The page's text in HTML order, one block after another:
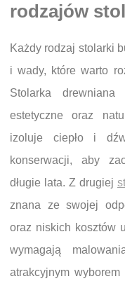
rodzajów
Każdy rodzaj stolarki
i wady, które warto
Stolarka
estetyczne oraz
izoluje ciepło i
konserwacji, aby
długie lata. Z drugiej
znana ze swojej
oraz niskich kosztów
wymagają
atrakcyjnym